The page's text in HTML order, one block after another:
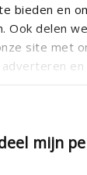
bieden en
Ook delen
site met
en
die u aan
verzameld
mijn
basées
D'AIR